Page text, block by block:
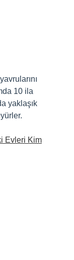
10 ila
yaklaşık
Evleri Kim